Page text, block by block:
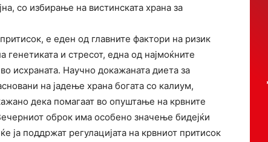
со избирање на вистинската храна за
е еден од главните фактори на ризик
и стресот, една од најмоќните
исхраната. Научно докажаната диета за
на јадење храна богата со калиум,
дека помагаат во опуштање на крвните
оброк има особено значење бидејќи
ја поддржат регулацијата на крвниот притисок